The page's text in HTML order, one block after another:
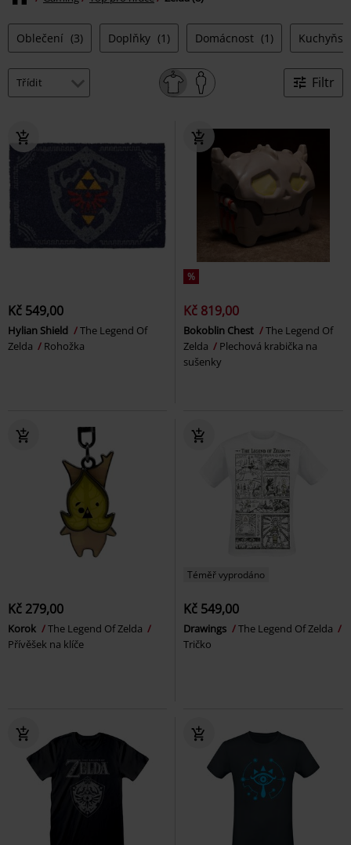
Oblečení (3) Doplňky (1) Domácnost (1)
Filtr
Kč 549,00
Hylian Shield
The Legend Of
Zelda
Rohožka
%
Kč 819,00
Bokoblin Chest
The Legend Of
Zelda
Plechová krabička na
sušenky
Kč 279,00
Korok
The Legend Of Zelda
Přívěšek na klíče
Téměř vyprodáno
Kč 549,00
Drawings
The Legend Of Zelda
Tričko